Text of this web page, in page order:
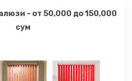
- от 50,000 до 150,000
сум